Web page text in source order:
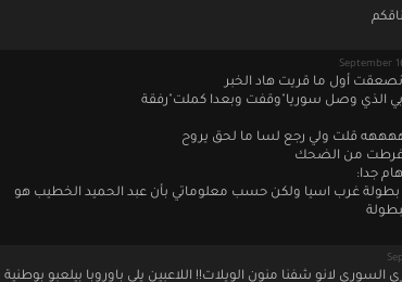
انصعقت أول ما قريت هاد الخبر
الذي وصل سوريا"وقفت وبعدا كملت"رفقة
قلت ولي رجع لسا ما لحق يروح
فرطت من الضحك
جدا:
بطولة غرب اسيا ولكن حسب معلوماتي بأن عبد الحميد الخطيب هو
لانو شفنا منون الويلات!! اللاعبين يلي باوروبا بيلعبو بوطنية